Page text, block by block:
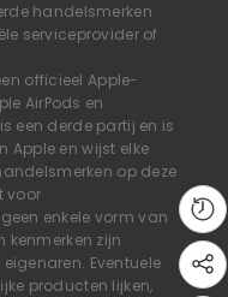
handelsmerken
serviceprovider of
officieel Apple-
AirPods en
een derde partij en is
Apple en wijst elke
op deze
voor
enkele vorm van
kenmerken zijn
Eventuele
producten lijken,